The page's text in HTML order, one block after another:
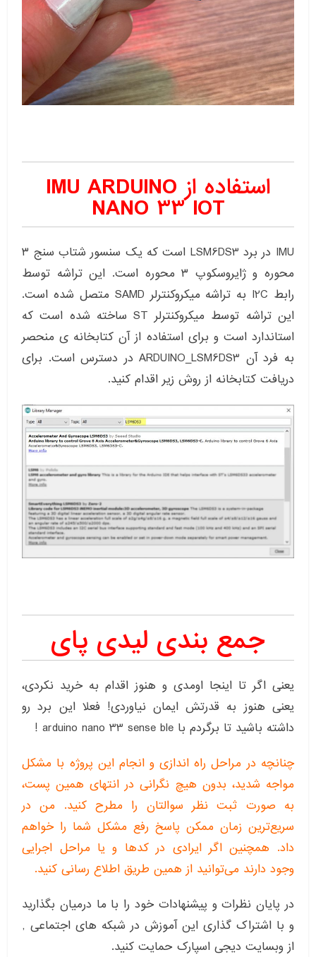
استفاده از IMU ARDUINO
NANO 33 IOT
IMU در برد LSM6DS3 است که یک سنسور شتاب سنج ۳
محوره و ژایروسکوپ ۳ محوره است. این تراشه توسط
رابط I2C به تراشه میکروکنترلر SAMD متصل شده است.
این تراشه توسط میکروکنترلر ST ساخته شده است که
استاندارد است و برای استفاده از آن کتابخانه ی منحصر
به فرد آن ARDUINO_LSM6DS3 در دسترس است. برای
دریافت کتابخانه از روش زیر اقدام کنید.
جمع بندی لیدی پای
یعنی اگر تا اینجا اومدی و هنوز اقدام به خرید نکردی،
یعنی هنوز به قدرتش ایمان نیاوردی! فعلا این برد رو
داشته باشید تا برگردم با arduino nano 33 sense ble !
چنانچه در مراحل راه اندازی و انجام این پروژه با مشکل
مواجه شدید، بدون هیچ نگرانی در انتهای همین پست،
به صورت ثبت نظر سوالتان را مطرح کنید. من در
سریع‌ترین زمان ممکن پاسخ رفع مشکل شما را خواهم
داد. همچنین اگر ایرادی در کدها و یا مراحل اجرایی
وجود دارند می‌توانید از همین طریق اطلاع رسانی کنید.
در پایان نظرات و پیشنهادات خود را با ما درمیان بگذارید
و با اشتراک گذاری این آموزش در شبکه های اجتماعی ,
از وبسایت دیجی اسپارک حمایت کنید.